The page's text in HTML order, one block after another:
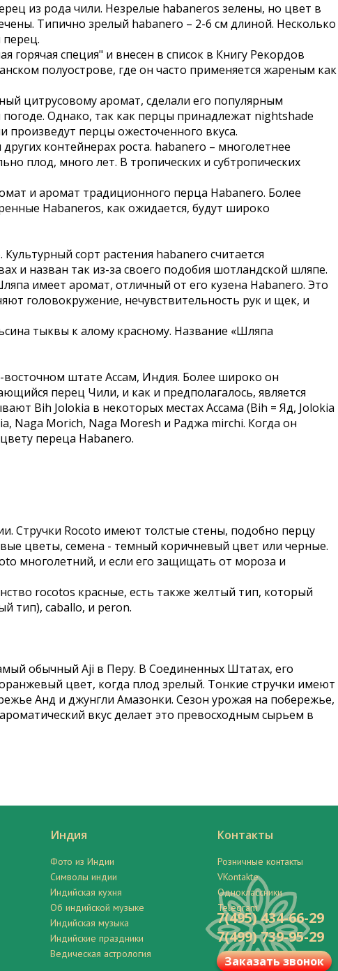
из рода чили. Незрелые habaneros зелены, но цвет в
Типично зрелый habanero – 2-6 см длиной. Несколько
горячая специя" и внесен в список в Книгу Рекордов
полуострове, где он часто применяется жареным как
цитрусовому аромат, сделали его популярным
Однако, так как перцы принадлежат nightshade
перцы ожесточенного вкуса.
контейнерах роста. habanero – многолетнее
плод, много лет. В тропических и субтропических
и аромат традиционного перца Habanero. Более
Habaneros, как ожидается, будут широко
сорт растения habanero считается
и назван так из-за своего подобия шотландской шляпе.
имеет аромат, отличный от его кузена Habanero. Это
головокружение, нечувствительность рук и щек, и
тыквы к алому красному. Название «Шляпа
штате Ассам, Индия. Более широко он
перец Чили, и как и предполагалось, является
Bih Jolokia в некоторых местах Ассама (Bih = Яд, Jolokia
Naga Morich, Naga Moresh и Раджа mirchi. Когда он
переца Habanero.
Стручки Rocoto имеют толстые стены, подобно перцу
цветы, семена - темный коричневый цвет или черные.
многолетний, и если его защищать от мороза и
rocotos красные, есть также желтый тип, который
тип), caballo, и peron.
обычный Aji в Перу. В Соединенных Штатах, его
цвет, когда плод зрелый. Тонкие стручки имеют
Анд и джунгли Амазонки. Сезон урожая на побережье,
вкус делает это превосходным сырьем в
Индия
Фото из Индии
Символы индии
Индийская кухня
Об индийской музыке
Индийская музыка
Индийские праздники
Ведическая астрология
Контакты
Розничные контакты
VKontakte
Одноклассники
Telegram
7(495) 434-66-29
7(499) 739-95-29
Заказать звонок